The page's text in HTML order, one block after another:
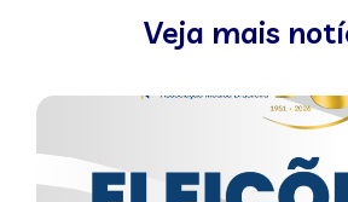
Veja mais